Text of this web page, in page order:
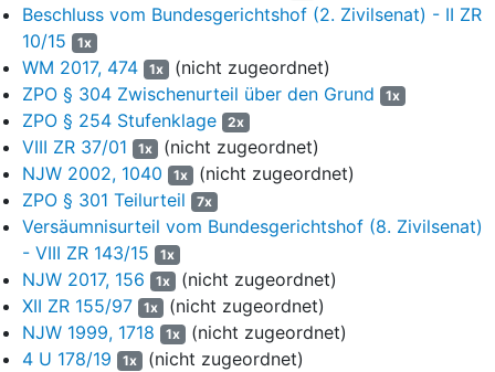
ihr durch die Nutzungshandlungen, die Gegenstand des
vorstehend titulierten Auskunftsanspruchs sind, entstanden ist
und/oder noch entstehen wird und ihr sämtliche Bereicherungen
nebst Zinsen herauszugeben, die die Beklagte hierdurch erlangt
hat und/oder noch erlangen wird, ist dem Grunde nach
gerechtfertigt.
Die Beklagte wird verurteilt, an die Klägerin 1.358,86 €
vorgerichtliche Rechtsanwaltskosten nebst Zinsen hieraus in
Höhe von fünf Prozentpunkten über dem jeweiligen Basiszinssatz
p. a. seit dem 20.07.2019 zu zahlen.
Im Übrigen wird die Klage abgewiesen.
Die Kostenentscheidung bleibt dem vom Landgericht zu
erlassenden Schlussurteil vorbehalten.
Beschluss vom Bundesgerichtshof (2. Zivilsenat) - II ZR
10/15
1x
WM 2017, 474 1x (nicht zugeordnet)
ZPO § 304 Zwischenurteil über den Grund
1x
ZPO § 254 Stufenklage 2x
VIII ZR 37/01 1x (nicht zugeordnet)
NJW 2002, 1040
1x (nicht zugeordnet)
ZPO § 301 Teilurteil
7x
Versäumnisurteil vom Bundesgerichtshof (8. Zivilsenat)
- VIII ZR 143/15
1x
NJW 2017, 156 1x (nicht zugeordnet)
XII ZR 155/97
1x (nicht zugeordnet)
NJW 1999, 1718
1x (nicht zugeordnet)
4 U 178/19
1x (nicht zugeordnet)